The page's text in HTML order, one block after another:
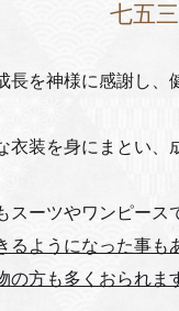
七五
長を神様に感謝し、
衣装を身にまとい、
スーツやワンピース
るようになった事
の方も多くおられま